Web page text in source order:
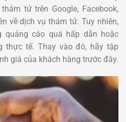
tử trên Google, Facebook,
về dịch vụ thám tử. Tuy nhiên,
quảng cáo quá hấp dẫn hoặc
thực tế. Thay vào đó, hãy tập
giá của khách hàng trước đây.